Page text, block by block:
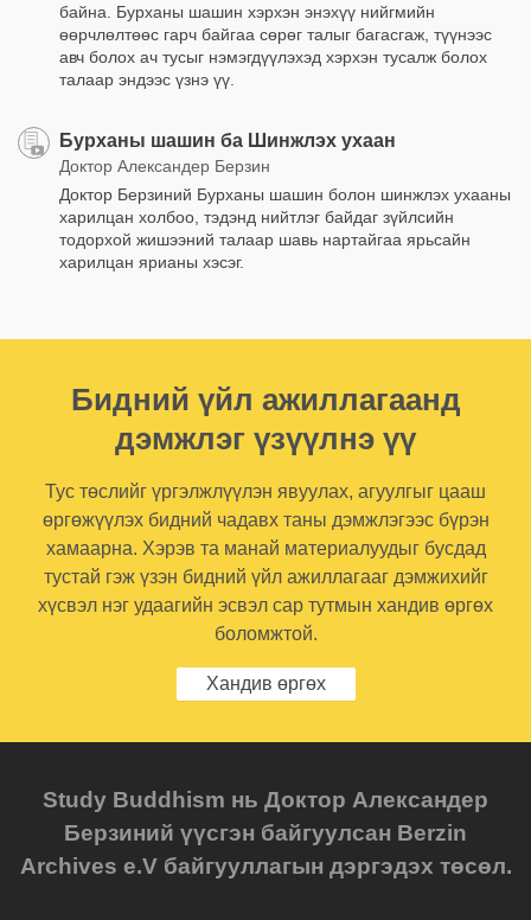
байна. Бурханы шашин хэрхэн энэхүү нийгмийн
өөрчлөлтөөс гарч байгаа сөрөг талыг багасгаж, түүнээс
авч болох ач тусыг нэмэгдүүлэхэд хэрхэн тусалж болох
талаар эндээс үзнэ үү.
Бурханы шашин ба Шинжлэх ухаан
Доктор Александер Берзин
Доктор Берзиний Бурханы шашин болон шинжлэх ухааны
харилцан холбоо, тэдэнд нийтлэг байдаг зүйлсийн
тодорхой жишээний талаар шавь нартайгаа ярьсайн
харилцан ярианы хэсэг.
Бидний үйл ажиллагаанд
дэмжлэг үзүүлнэ үү
Тус төслийг үргэлжлүүлэн явуулах, агуулгыг цааш
өргөжүүлэх бидний чадавх таны дэмжлэгээс бүрэн
хамаарна. Хэрэв та манай материалуудыг бусдад
тустай гэж үзэн бидний үйл ажиллагааг дэмжихийг
хүсвэл нэг удаагийн эсвэл сар тутмын хандив өргөх
боломжтой.
Хандив өргөх
Study Buddhism нь Доктор Александер
Берзиний үүсгэн байгуулсан Berzin
Archives e.V байгууллагын дэргэдэх төсөл.